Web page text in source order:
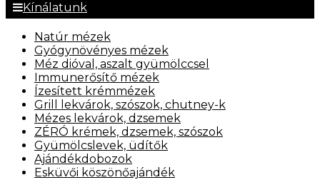
Kínálatunk
Natúr mézek
Gyógynövényes mézek
Méz dióval, aszalt gyümölccsel
Immunerősítő mézek
Ízesített krémmézek
Grill lekvárok, szószok, chutney-k
Mézes lekvárok, dzsemek
ZÉRÓ krémek, dzsemek, szószok
Gyümölcslevek, üdítők
Ajándékdobozok
Esküvői köszönőajándék